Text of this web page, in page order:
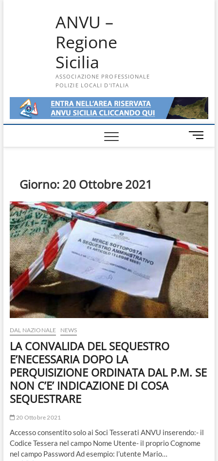
ANVU –
Regione
Sicilia
ASSOCIAZIONE PROFESSIONALE
POLIZIE LOCALI D'ITALIA
M
e
t
o
n
Giorno: 20 Ottobre 2021
DAL NAZIONALE NEWS
LA CONVALIDA DEL SEQUESTRO
E’NECESSARIA DOPO LA
PERQUISIZIONE ORDINATA DAL P.M. SE
NON C’E’ INDICAZIONE DI COSA
SEQUESTRARE
20 Ottobre 2021
Accesso consentito solo ai Soci Tesserati ANVU inserendo:- il
Codice Tessera nel campo Nome Utente- il proprio Cognome
nel campo Password Ad esempio: l’utente Mario…